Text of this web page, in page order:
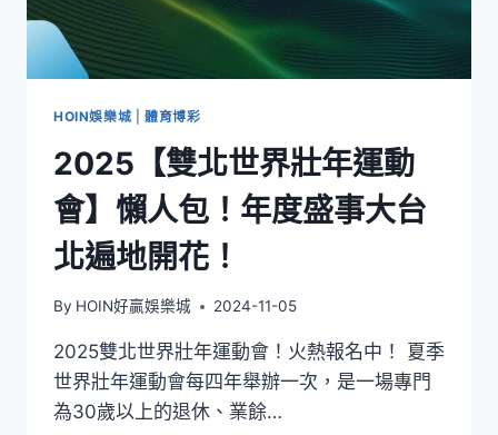
HOIN娛樂城 體育博彩
2025【雙北世界壯年運動
會】懶人包！年度盛事大台
北遍地開花！
By HOIN好贏娛樂城 2024-11-05
2025雙北世界壯年運動會！火熱報名中！ 夏季
世界壯年運動會每四年舉辦一次，是一場專門
為30歲以上的退休、業餘…